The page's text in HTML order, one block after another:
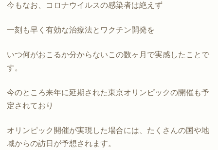
今もなお、コロナウイルスの感染者は絶えず
一刻も早く有効な治療法とワクチン開発を
いつ何がおこるか分からないこの数ヶ月で実感したことで
す。
今のところ来年に延期された東京オリンピックの開催も予
定されており
オリンピック開催が実現した場合には、たくさんの国や地
域からの訪日が予想されます。